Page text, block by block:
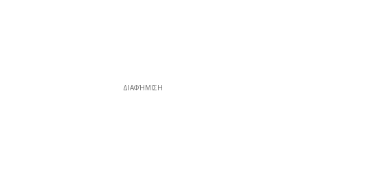
ΔΙΑΦΉΜΙΣΗ